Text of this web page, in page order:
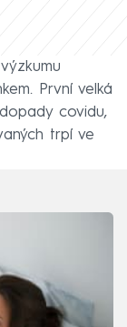
První velká
covidu,
trpí ve